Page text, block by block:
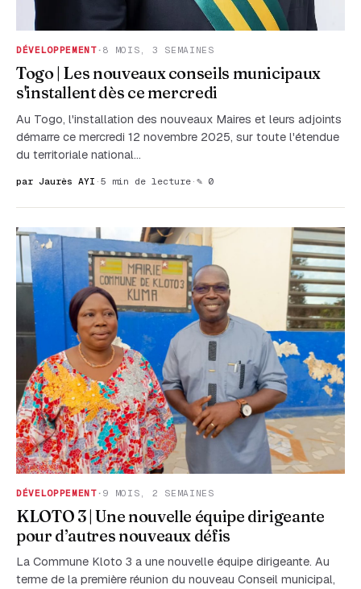
DÉVELOPPEMENT· 8 MOIS, 3 SEMAINES
Togo | Les nouveaux conseils municipaux
s'installent dès ce mercredi
Au Togo, l'installation des nouveaux Maires et leurs adjoints
démarre ce mercredi 12 novembre 2025, sur toute l'étendue
du territoriale national...
par Jaurès AYI · 5 min de lecture · ✎ 0
DÉVELOPPEMENT· 9 MOIS, 2 SEMAINES
KLOTO 3 | Une nouvelle équipe dirigeante
pour d’autres nouveaux défis
La Commune Kloto 3 a une nouvelle équipe dirigeante. Au
terme de la première réunion du nouveau Conseil municipal,